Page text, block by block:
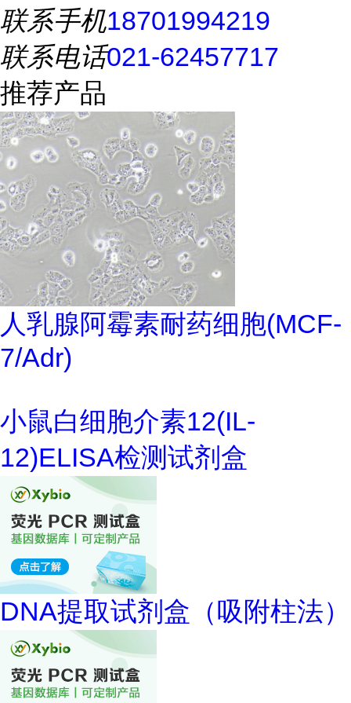
联系手机18701994219
联系电话021-62457717
推荐产品
人乳腺阿霉素耐药细胞(MCF-
7/Adr)
小鼠白细胞介素12(IL-
12)ELISA检测试剂盒
DNA提取试剂盒（吸附柱法）